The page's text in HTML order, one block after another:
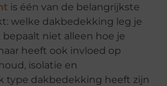
is één van de belangrijkste
welke dakbedekking leg je
niet alleen hoe je
heeft ook invloed op
isolatie en
type dakbedekking heeft zijn